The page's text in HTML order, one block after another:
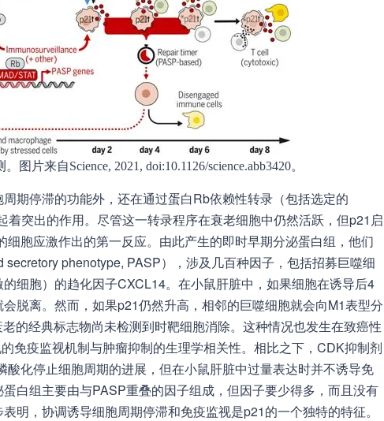
图片来自Science, 2021, doi:10.1126/science.abb3420。
期停滞的功能外，还在通过蛋白Rb依赖性转录（包括选定的
突出的作用。尽管这一转录程序在衰老细胞中仍然活跃，但p21启
胞应激作出的第一反应。由此产生的即时早期分泌蛋白组，他们
phenotype, PASP），涉及几百种因子，包括招募巨噬细
细胞）的趋化因子CXCL14。在小鼠肝脏中，如果细胞在诱导后4
脱离。然而，如果p21仍然升高，相邻的巨噬细胞就会向M1表型分
的经典标志物尚未检测到时靶细胞消除。这种情况也发生在致癌性
免疫监视机制与肿瘤抑制的生理学相关性。相比之下，CDK抑制剂
化停止细胞周期的进展，但在小鼠肝脏中过量表达时并不诱导免
白组主要由与PASP重叠的因子组成，但因子要少得多，而且没有
明，协调诱导细胞周期停滞和免疫监视是p21的一个独特的特征。